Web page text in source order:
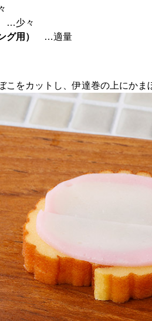
少々
グ用）
…適量
をカットし、伊達巻の上にかま